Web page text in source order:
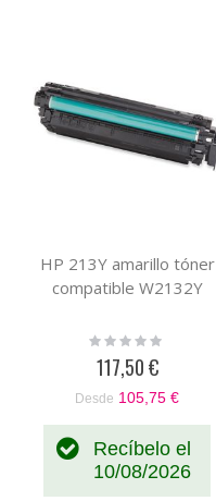
HP 213Y amarillo tóner
compatible W2132Y
Rating:
117,50 €
Desde 105,75 €
Recíbelo el
10/08/2026